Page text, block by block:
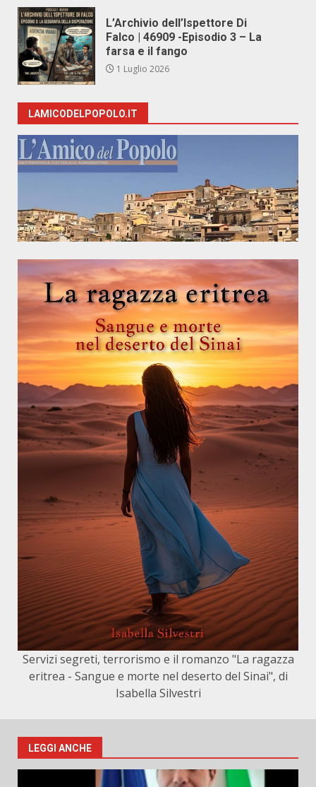
L’Archivio dell’Ispettore Di
Falco | 46909 -Episodio 3 – La
farsa e il fango
1 Luglio 2026
LAMICODELPOPOLO.IT
Servizi segreti, terrorismo e il romanzo "La ragazza
eritrea - Sangue e morte nel deserto del Sinai", di
Isabella Silvestri
LEGGI ANCHE